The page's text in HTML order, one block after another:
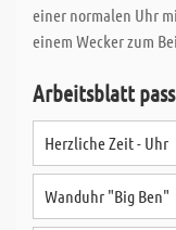
einer normalen Uhr
einem Wecker zum
Arbeitsblatt
Herzliche Zeit - Uhr
Wanduhr "Big Ben"